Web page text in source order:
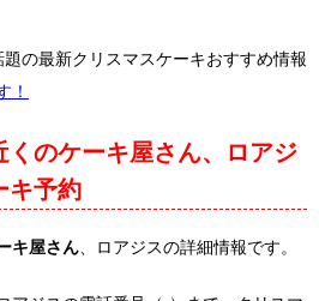
題の最新クリスマスケーキおすすめ情報
！
くのケーキ屋さん、ロアジ
キ予約
キ屋さん 、ロアジスの詳細情報です。